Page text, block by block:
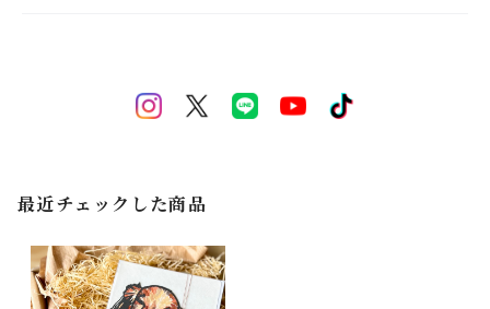
最近チェックした商品